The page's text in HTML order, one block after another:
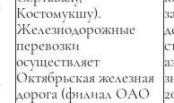
Костомукшу).
Железнодорожные
перевозки
осуществляет
Октябрьская железная
дорога (филиал ОАО